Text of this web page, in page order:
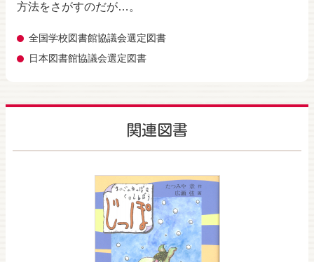
方法をさがすのだが…。
全国学校図書館協議会選定図書
日本図書館協議会選定図書
関連図書